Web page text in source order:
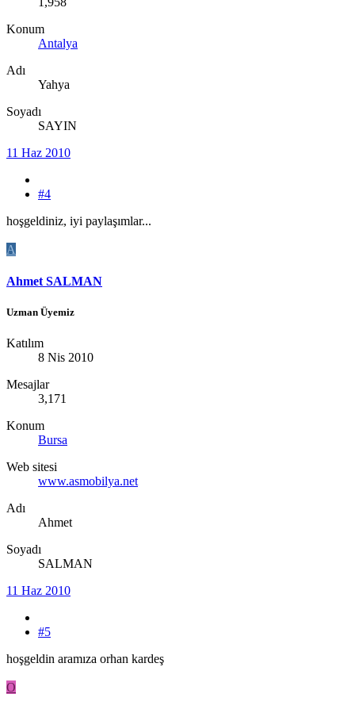
Konum
Antalya
Adı
Yahya
Soyadı
SAYIN
11 Haz 2010
#4
hoşgeldiniz, iyi paylaşımlar...
A
Ahmet SALMAN
Uzman Üyemiz
Katılım
8 Nis 2010
Mesajlar
3,171
Konum
Bursa
Web sitesi
www.asmobilya.net
Adı
Ahmet
Soyadı
SALMAN
11 Haz 2010
#5
hoşgeldin aramıza orhan kardeş
O